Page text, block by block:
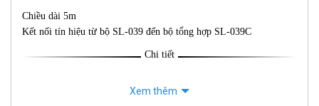
Chiều dài 5m
Kết nối tín hiệu từ bộ SL-039 đến bộ tổng hợp SL-039C
Chi tiết
Xem thêm